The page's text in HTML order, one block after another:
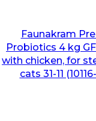
Faunakram
Probiotics 4 kg
with chicken, for
cats 31-11